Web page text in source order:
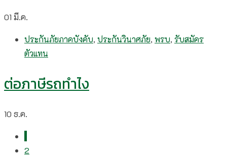
01 มี.ค.
ประกันภัยภาคบังคับ, ประกันวินาศภัย, พรบ, รับสมัคร
ตัวแทน
ต่อภาษีรถทำไง
10 ธ.ค.
2